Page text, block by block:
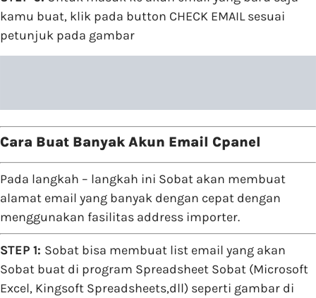
kamu buat, klik pada button CHECK EMAIL sesuai
petunjuk pada gambar
Cara Buat Banyak Akun Email Cpanel
Pada langkah – langkah ini Sobat akan membuat
alamat email yang banyak dengan cepat dengan
menggunakan fasilitas address importer.
STEP 1: Sobat bisa membuat list email yang akan
Sobat buat di program Spreadsheet Sobat (Microsoft
Excel, Kingsoft Spreadsheets,dll) seperti gambar di